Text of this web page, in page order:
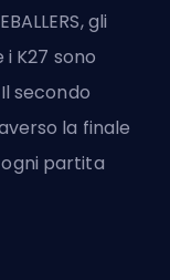
gli
i K27 sono
secondo
la finale
partita